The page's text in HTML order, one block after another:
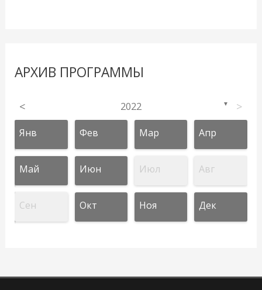
АРХИВ ПРОГРАММЫ
< 2022 ▼ >
Янв Фев Мар Апр
Май Июн Июл Авг
Сен Окт Ноя Дек